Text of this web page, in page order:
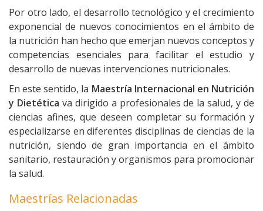
Por otro lado, el desarrollo tecnológico y el crecimiento
exponencial de nuevos conocimientos en el ámbito de
la nutrición han hecho que emerjan nuevos conceptos y
competencias esenciales para facilitar el estudio y
desarrollo de nuevas intervenciones nutricionales.
En este sentido, la Maestría Internacional en Nutrición
y Dietética va dirigido a profesionales de la salud, y de
ciencias afines, que deseen completar su formación y
especializarse en diferentes disciplinas de ciencias de la
nutrición, siendo de gran importancia en el ámbito
sanitario, restauración y organismos para promocionar
la salud.
Maestrías Relacionadas